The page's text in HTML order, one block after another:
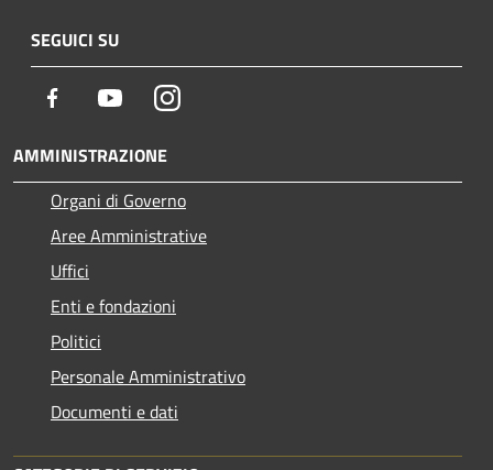
SEGUICI SU
Facebook YoutubeInstagram
AMMINISTRAZIONE
Organi di Governo
Aree Amministrative
Uffici
Enti e fondazioni
Politici
Personale Amministrativo
Documenti e dati